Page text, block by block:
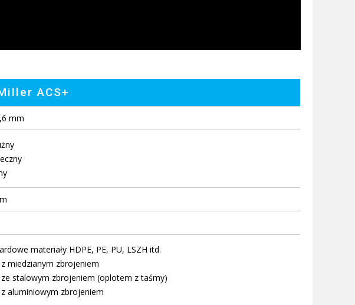
ACS+
mm
materiały HDPE, PE, PU, LSZH itd.
z miedzianym zbrojeniem
ze stalowym zbrojeniem (oplotem z taśmy)
z aluminiowym zbrojeniem